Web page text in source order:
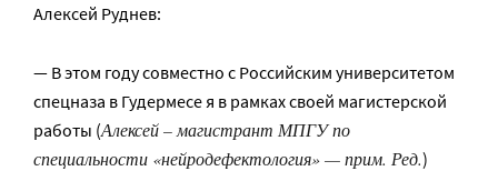
Алексей Руднев:
— В этом году совместно с Российским университетом
спецназа в Гудермесе я в рамках своей магистерской
работы (Алексей – магистрант МПГУ по
специальности «нейродефектология» — прим. Ред.)